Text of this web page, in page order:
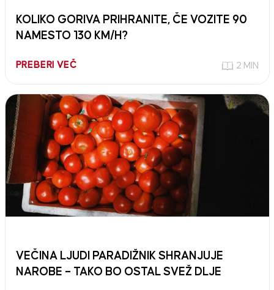
KOLIKO GORIVA PRIHRANITE, ČE VOZITE 90
NAMESTO 130 KM/H?
PREBERI VEČ 2 MIN
VEČINA LJUDI PARADIŽNIK SHRANJUJE
NAROBE – TAKO BO OSTAL SVEŽ DLJE